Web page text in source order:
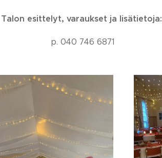
Talon esittelyt, varaukset ja lisätietoja:
p. 040 746 6871